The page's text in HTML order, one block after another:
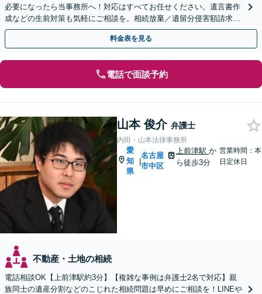
必要になったら当事務所へ！対応はすべてお任せください。遺言書作
成などの生前対策も気軽にご相談を。相続放棄／遺留分侵害額請求求
／成年後見など【丸の内駅4分】【完全個室】
料金表を見る
電話で面談予約
山本 俊介 弁護士
内田・山本法律事務所
愛
知
県
|
名古屋
市中区
上前津駅か
ら徒歩3分
営業時間：本
日定休日
不動産・土地の相続
電話相談OK【上前津駅約3分】【複雑な事例は弁護士2名で対応】親
族同士の遺産分割などのこじれた相続問題は早めにご相談を！LINEや